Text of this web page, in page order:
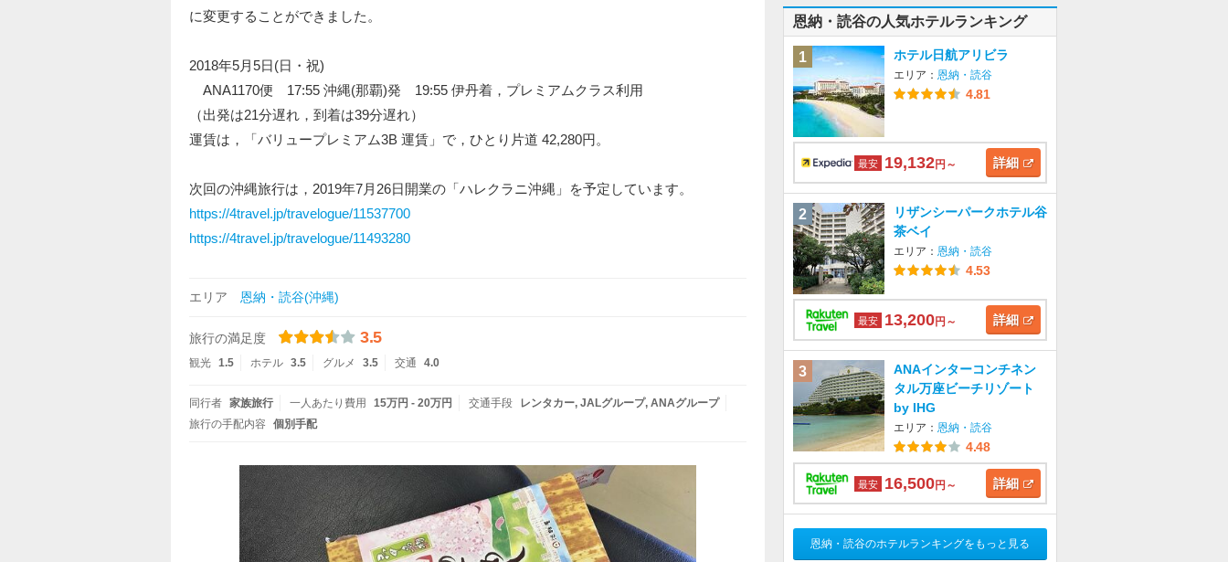
に変更することができました。
2018年5月5日(日・祝)
ANA1170便 17:55 沖縄(那覇)発 19:55 伊丹着，プレミアムクラス利用
（出発は21分遅れ，到着は39分遅れ）
運賃は，「バリュープレミアム3B 運賃」で，ひとり片道 42,280円。
次回の沖縄旅行は，2019年7月26日開業の「ハレクラニ沖縄」を予定しています。
https://4travel.jp/travelogue/11537700
https://4travel.jp/travelogue/11493280
エリア 恩納・読谷(沖縄)
旅行の満足度 3.5
観光 1.5 ホテル 3.5 グルメ 3.5 交通 4.0
同行者 家族旅行 一人あたり費用 15万円 - 20万円 交通手段 レンタカー JALグループ ANAグループ
旅行の手配内容
個別手配
恩納・読谷の人気ホテルランキング
1 ホテル日航アリビラ
エリア： 恩納・読谷
4.81
最安 19,132円～ 詳細
2
リザンシーパークホテル谷
茶ベイ
エリア： 恩納・読谷
4.53
最安 13,200円～ 詳細
3
ANAインターコンチネン
タル万座ビーチリゾート
by IHG
エリア： 恩納・読谷
4.48
最安 16,500円～ 詳細
恩納・読谷のホテルランキングをもっと見る